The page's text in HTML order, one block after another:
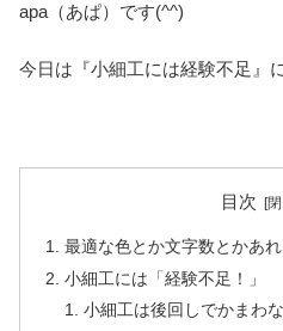
apa（あぱ）です(^^)
今日は『小細工には経験不足』
目次
最適な色とか文字数とかあ
小細工には「経験不足！」
小細工は後回しでかまわ